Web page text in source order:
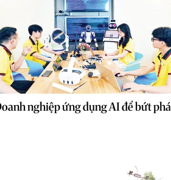
nghiệp ứng dụng AI để bứt phá